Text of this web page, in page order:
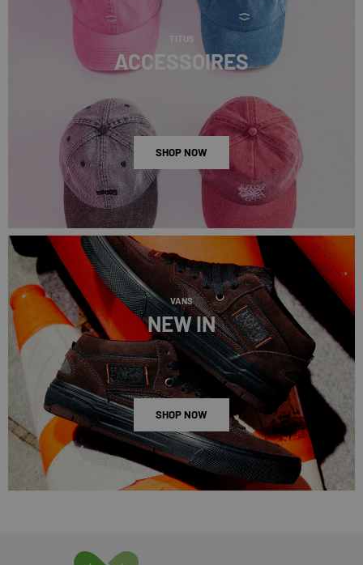
TITUS
ACCESSOIRES
SHOP NOW
VANS
NEW IN
SHOP NOW